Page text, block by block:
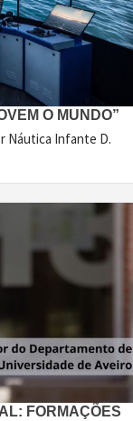
O MUNDO”
Náutica Infante D.
FORMAÇÕES